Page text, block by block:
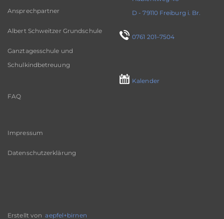
Ansprechpartner
Albert Schweitzer Grundschule
Ganztagesschule und
Schulkindbetreuung
FAQ
Impressum
Datenschutzerklärung
D - 79110 Freiburg i. Br.
0761 201–7504
Kalender
Erstellt vonaepfel+birnen